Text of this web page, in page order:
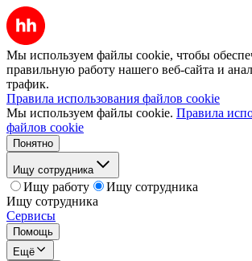
Мы используем файлы cookie, чтобы
правильную работу нашего веб-сайта и
трафик.
Правила использования файлов cookie
Мы используем файлы cookie. Правила
файлов cookie
Понятно
Ищу сотрудника
Ищу работу
Ищу сотрудника
Ищу сотрудника
Сервисы
Помощь
Ещё